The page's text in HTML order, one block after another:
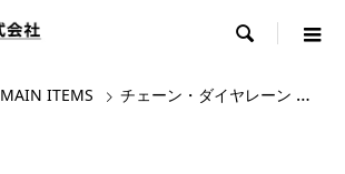

MAIN ITEMS チェーン・ダイヤレーン